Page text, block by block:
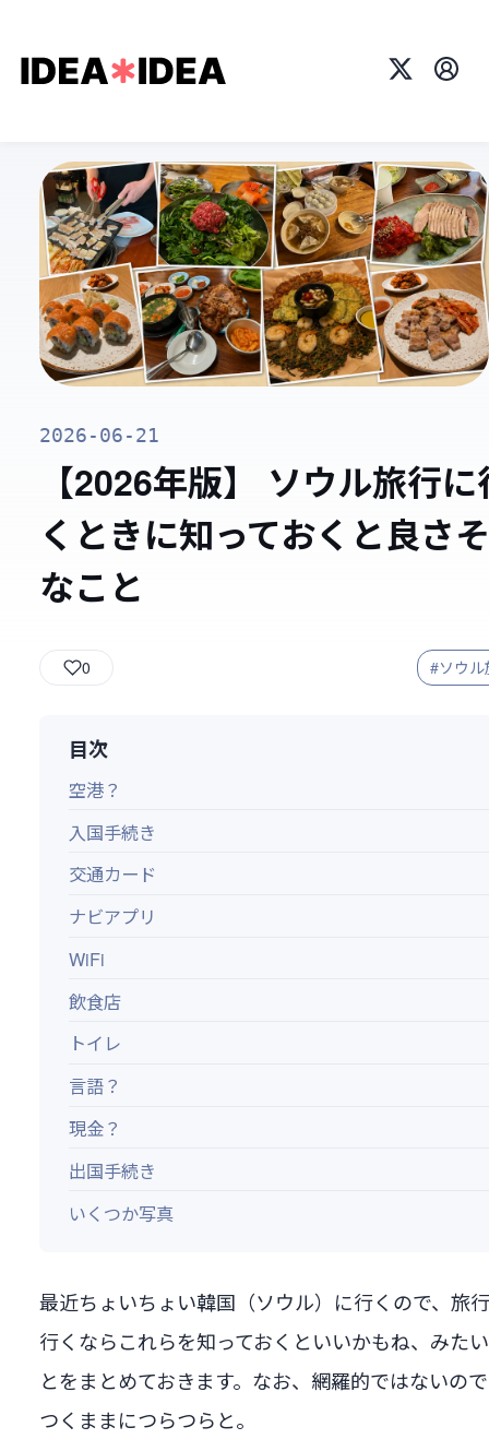
X プロ
2026-06-21
【2026年版】 ソウル旅行に
くときに知っておくと良さ
なこと
0 #ソウル
目次
空港？
入国手続き
交通カード
ナビアプリ
WiFi
飲食店
トイレ
言語？
現金？
出国手続き
いくつか写真
最近ちょいちょい韓国（ソウル）に行くので、旅
行くならこれらを知っておくといいかもね、みた
とをまとめておきます。なお、網羅的ではないの
つくままにつらつらと。